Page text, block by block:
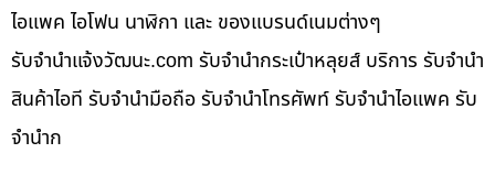
ไอแพค ไอโฟน นาฬิกา และ ของแบรนด์เนมต่างๆ
รับจํานําแจ้งวัฒนะ.com รับจำนำกระเป๋าหลุยส์ บริการ รับจำนำ
สินค้าไอที รับจำนำมือถือ รับจำนำโทรศัพท์ รับจำนำไอแพค รับ
จำนำก